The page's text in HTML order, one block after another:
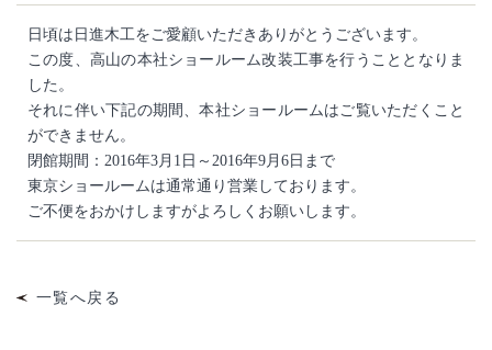
日頃は日進木工をご愛顧いただきありがとうございます。
この度、高山の本社ショールーム改装工事を行うこととなりま
した。
それに伴い下記の期間、本社ショールームはご覧いただくこと
ができません。
閉館期間：2016年3月1日～2016年9月6日まで
東京ショールームは通常通り営業しております。
ご不便をおかけしますがよろしくお願いします。
一覧へ戻る